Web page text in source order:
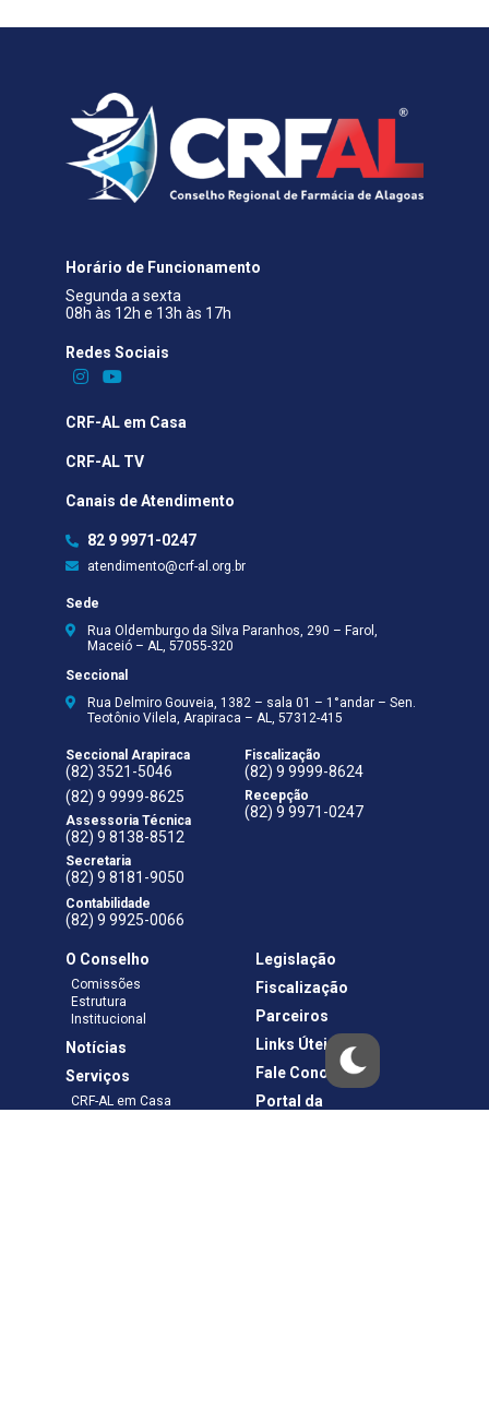
Horário de Funcionamento
Segunda a sexta
08h às 12h e 13h às 17h
Redes Sociais​
CRF-AL em Casa
CRF-AL TV
Canais de Atendimento
82 9 9971-0247
atendimento@crf-al.org.br
Sede
Rua Oldemburgo da Silva Paranhos, 290 – Farol,
Maceió – AL, 57055-320
Seccional
Rua Delmiro Gouveia, 1382 – sala 01 – 1°andar – Sen.
Teotônio Vilela, Arapiraca – AL, 57312-415
Seccional Arapiraca
(82) 3521-5046
(82) 9 9999-8625
Assessoria Técnica
(82) 9 8138-8512
Secretaria
(82) 9 8181-9050
Contabilidade
(82) 9 9925-0066
Fiscalização
(82) 9 9999-8624
Recepção
(82) 9 9971-0247
O Conselho
Comissões
Estrutura
Institucional
Notícias
Serviços
CRF-AL em Casa
Legislação
Fiscalização
Parceiros
Links Úteis
Fale Conosco
Portal da